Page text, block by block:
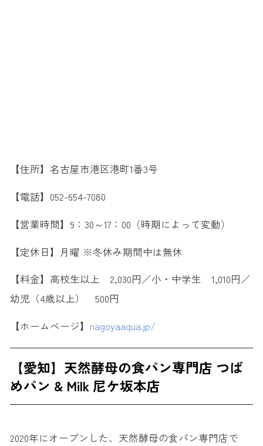
【住所】名古屋市港区港町1番3号
【電話】052-654-7080
【営業時間】9：30～17：00（時期によって変動）
【定休日】月曜 ※冬休み期間中は無休
【料金】高校生以上 2,030円／小・中学生 1,010円／
幼児（4歳以上） 500円
【ホームページ】 nagoyaaqua.jp/
【愛知】天然酵母の食パン専門店 つば
めパン & Milk 尼ケ坂本店
2020年にオープンした、天然酵母の食パン専門店で